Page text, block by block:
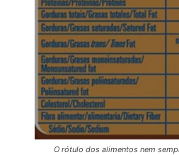
O rótulo dos alimentos nem